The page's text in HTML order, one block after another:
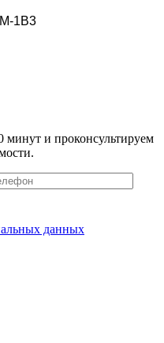
1B3
и проконсультируем
данных